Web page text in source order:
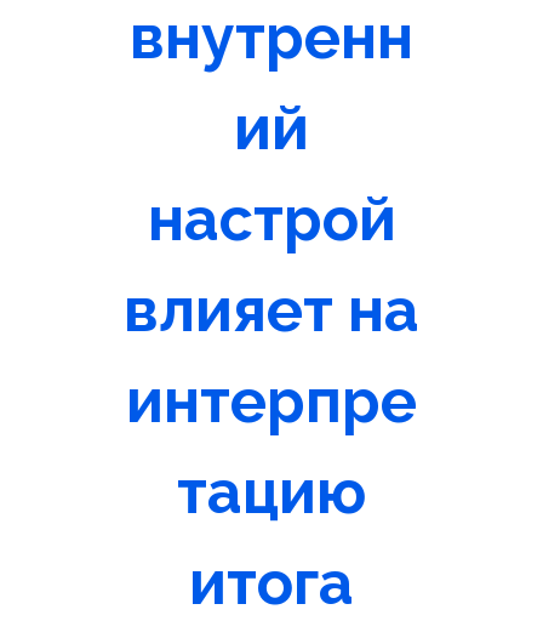
внутренн
ий
настрой
влияет на
интерпре
тацию
итога